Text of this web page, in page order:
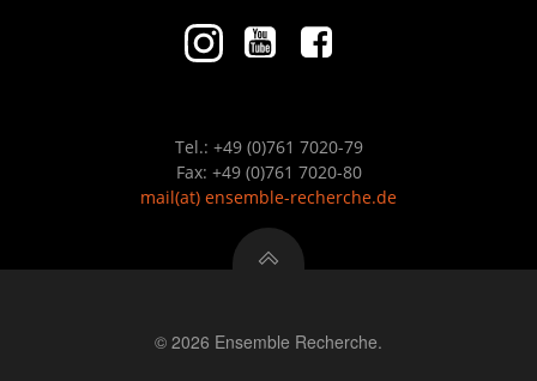
Tel.: +49 (0)761 7020-79
Fax: +49 (0)761 7020-80
mail(at) ensemble-recherche.de
© 2026 Ensemble Recherche.